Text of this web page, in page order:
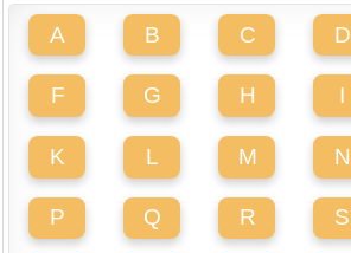
A B C D
F G H I
K L M N
P Q R S